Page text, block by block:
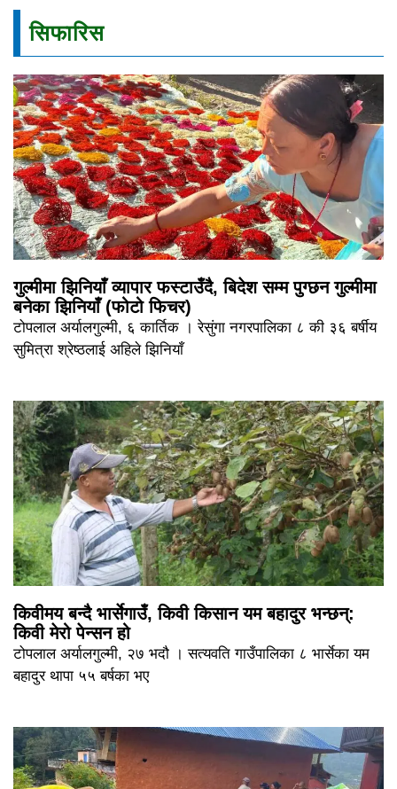
सिफारिस
गुल्मीमा झिनियाँ व्यापार फस्टाउँदै, बिदेश सम्म पुग्छन गुल्मीमा
बनेका झिनियाँ (फोटो फिचर)
टोपलाल अर्यालगुल्मी, ६ कार्तिक । रेसुंगा नगरपालिका ८ की ३६ बर्षीय
सुमित्रा श्रेष्ठलाई अहिले झिनियाँ
किवीमय बन्दै भार्सेगाउँ, किवी किसान यम बहादुर भन्छन्:
किवी मेरो पेन्सन हो
टोपलाल अर्यालगुल्मी, २७ भदौ । सत्यवति गाउँपालिका ८ भार्सेका यम
बहादुर थापा ५५ बर्षका भए